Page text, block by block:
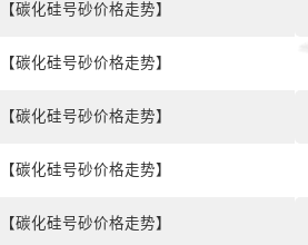
【碳化硅号砂价格走势】
【碳化硅号砂价格走势】
【碳化硅号砂价格走势】
【碳化硅号砂价格走势】
【碳化硅号砂价格走势】